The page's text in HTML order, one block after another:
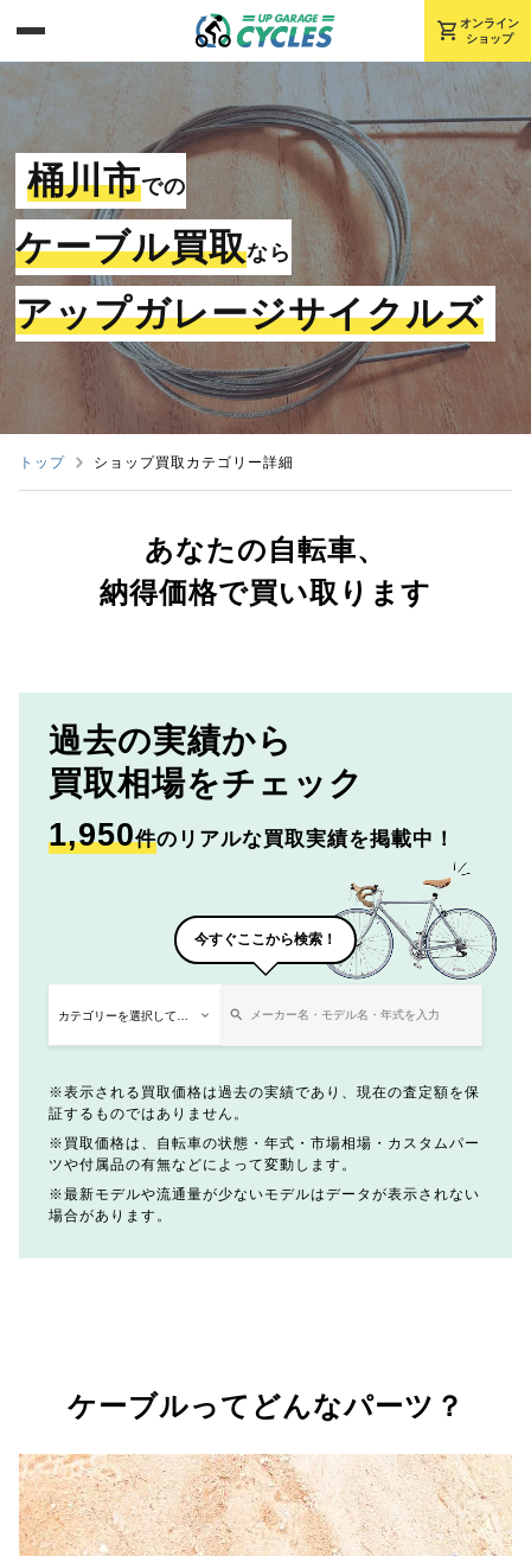
shopping_cart オンライン
ショップ
桶川市での
ケーブル買取なら
アップガレージサイクルズ
トップ ショップ買取カテゴリー詳細
あなたの自転車、
納得価格で買い取ります
過去の実績から
買取相場をチェック
1,950件のリアルな買取実績を掲載中！
今すぐここから検索！
表示される買取価格は過去の実績であり、現在の査定額を保
証するものではありません。
買取価格は、自転車の状態・年式・市場相場・カスタムパー
ツや付属品の有無などによって変動します。
最新モデルや流通量が少ないモデルはデータが表示されない
場合があります。
ケーブルってどんなパーツ？